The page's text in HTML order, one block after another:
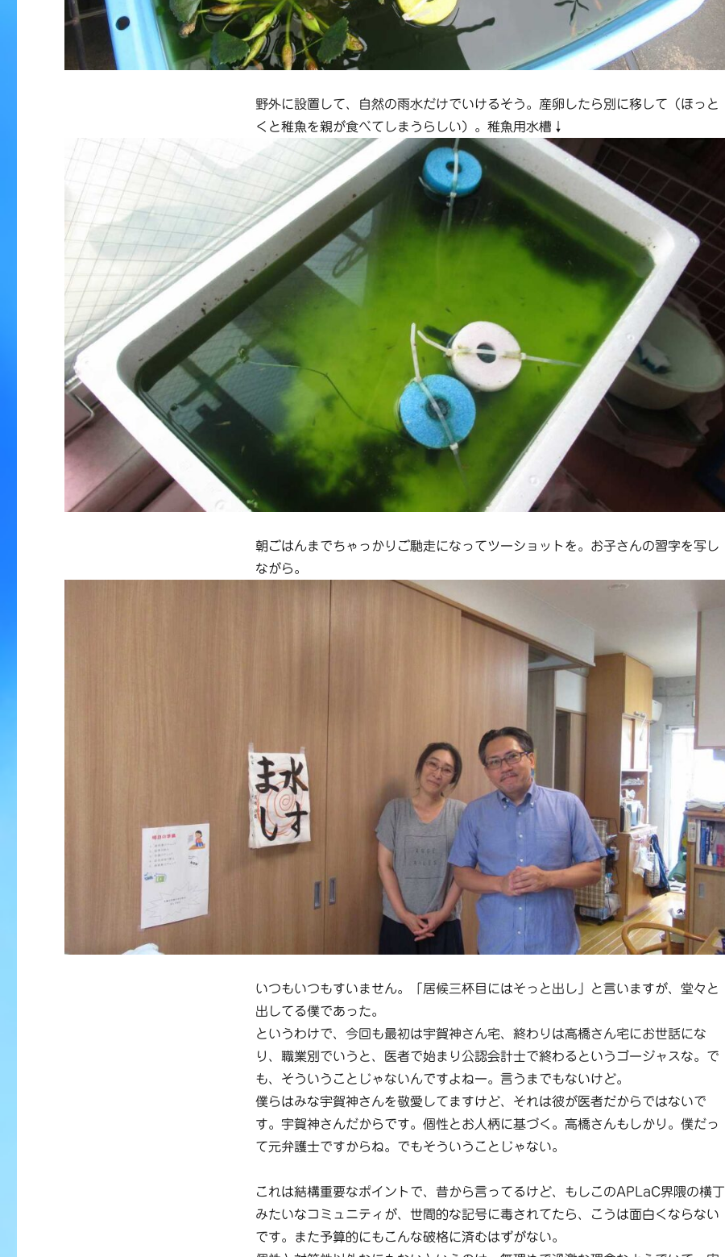
野外に設置して、自然の雨水だけでいけるそう。産卵したら別に移して（ほっと
くと稚魚を親が食べてしまうらしい）。稚魚用水槽↓
朝ごはんまでちゃっかりご馳走になってツーショットを。お子さんの習字を写し
ながら。
いつもいつもすいません。「居候三杯目にはそっと出し」と言いますが、堂々と
出してる僕であった。
というわけで、今回も最初は宇賀神さん宅、終わりは高橋さん宅にお世話にな
り、職業別でいうと、医者で始まり公認会計士で終わるというゴージャスな。で
も、そういうことじゃないんですよねー。言うまでもないけど。
僕らはみな宇賀神さんを敬愛してますけど、それは彼が医者だからではないで
す。宇賀神さんだからです。個性とお人柄に基づく。高橋さんもしかり。僕だっ
て元弁護士ですからね。でもそういうことじゃない。
これは結構重要なポイントで、昔から言ってるけど、もしこのAPLaC界隈の横丁
みたいなコミュニティが、世間的な記号に毒されてたら、こうは面白くならない
です。また予算的にもこんな破格に済むはずがない。